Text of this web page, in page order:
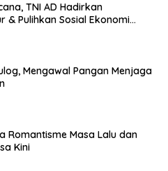
TNI AD Hadirkan
& Pulihkan Sosial Ekonomi
Mengawal Pangan Menjaga
Romantisme Masa Lalu dan
Kini